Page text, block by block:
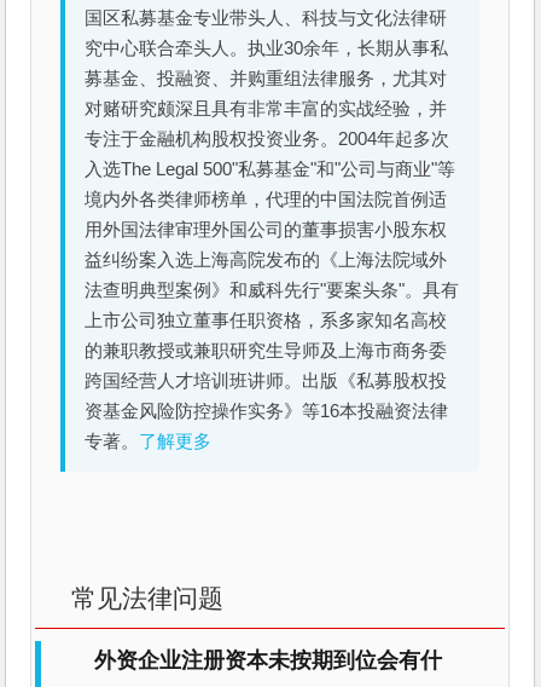
国区私募基金专业带头人、科技与文化法律研
究中心联合牵头人。执业30余年，长期从事私
募基金、投融资、并购重组法律服务，尤其对
对赌研究颇深且具有非常丰富的实战经验，并
专注于金融机构股权投资业务。2004年起多次
入选The Legal 500"私募基金"和"公司与商业"等
境内外各类律师榜单，代理的中国法院首例适
用外国法律审理外国公司的董事损害小股东权
益纠纷案入选上海高院发布的《上海法院域外
法查明典型案例》和威科先行"要案头条"。具有
上市公司独立董事任职资格，系多家知名高校
的兼职教授或兼职研究生导师及上海市商务委
跨国经营人才培训班讲师。出版《私募股权投
资基金风险防控操作实务》等16本投融资法律
专著。 了解更多
常见法律问题
外资企业注册资本未按期到位会有什